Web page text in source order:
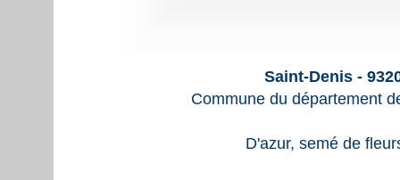
Saint-Denis -
Commune du département
D'azur, semé de